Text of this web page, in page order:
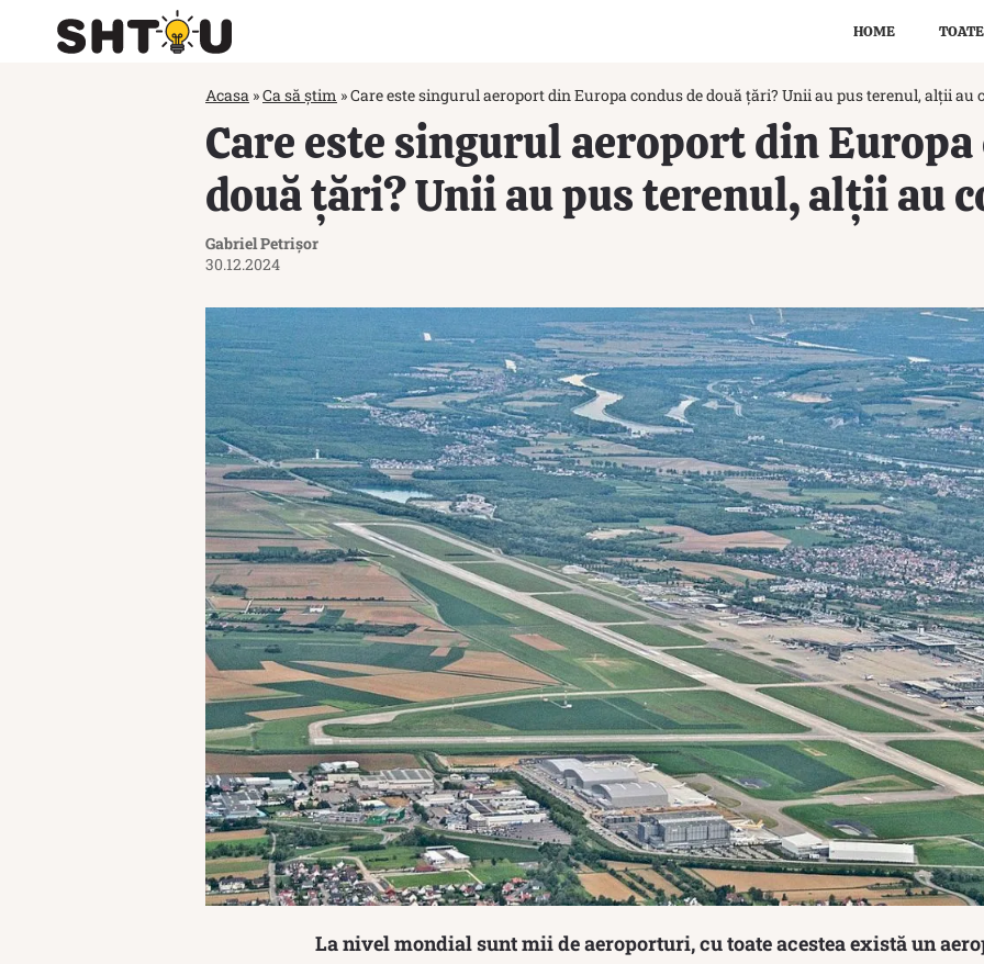
HOME
Acasa »Ca să știm »Care este singurul aeroport din Europa condus de două țări? Unii au pus terenul, alții au
Care este singurul aeroport din Europa
două țări? Unii au pus terenul, alții au
Gabriel Petrișor
30.12.2024
La nivel mondial sunt mii de aeroporturi, cu toate acestea există un